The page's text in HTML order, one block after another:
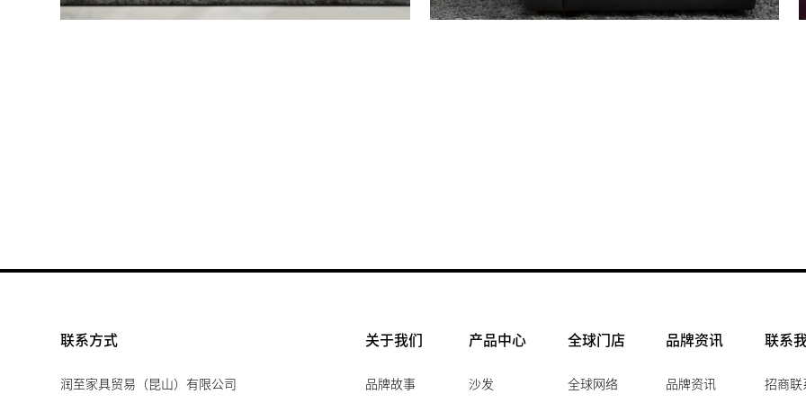
联系方式
润至家具贸易（昆山）有限公司
关于我们
品牌故事
产品中心
沙发
全球门店
全球网络
品牌资讯
品牌资讯
联系
招商联